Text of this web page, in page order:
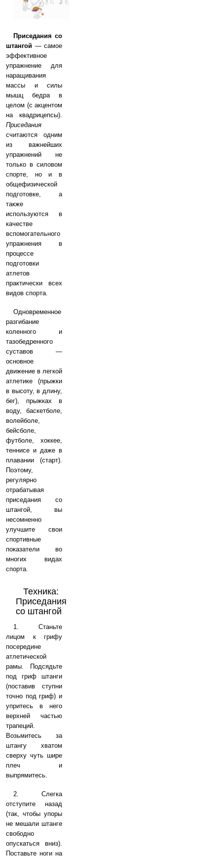
Приседания со
штангой — самое
эффективное
упражнение для
наращивания
массы и силы
мышц бедра в
целом (с акцентом
на квадрицепсы).
Приседания
считаются одним
из важнейших
упражнений не
только в силовом
спорте, но и в
общефизической
подготовке, а
также
используются в
качестве
вспомогательного
упражнения в
процессе
подготовки
атлетов
практически всех
видов спорта.
Одновременное
разгибание
коленного и
тазобедренного
суставов —
основное
движение в легкой
атлетике (прыжки
в высоту, в длину,
бег), прыжках в
воду, баскетболе,
волейболе,
бейсболе,
футболе, хоккее,
теннисе и даже в
плавании (старт).
Поэтому,
регулярно
отрабатывая
приседания со
штангой, вы
несомненно
улучшите свои
спортивные
показатели во
многих видах
спорта.
Техника:
Приседания
со штангой
1. Станьте
лицом к грифу
посередине
атлетической
рамы. Подсядьте
под гриф штанги
(поставив ступни
точно под гриф) и
упритесь в него
верхней частью
трапеций.
Возьмитесь за
штангу хватом
сверху чуть шире
плеч и
выпрямитесь.
2. Слегка
отступите назад
(так, чтобы упоры
не мешали штанге
свободно
опускаться вниз).
Поставьте ноги на